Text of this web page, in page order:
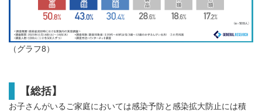
（グラフ8）
【総括】
お子さんがいるご家庭においては感染予防と感染拡大防止には積